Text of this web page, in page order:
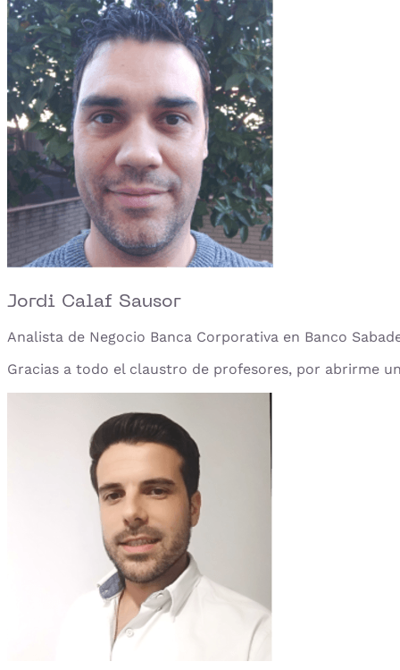
Jordi Calaf Sausor
Analista de Negocio Banca Corporativa en Banco
Gracias a todo el claustro de profesores, por abrirme